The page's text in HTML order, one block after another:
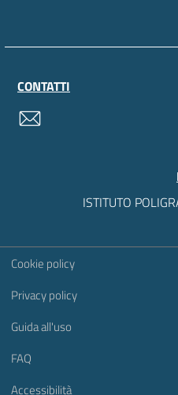
CONTATTI
ISTITUTO
Sezione Link Utili
Cookie policy
Privacy policy
Guida all'uso
FAQ
Accessibilità